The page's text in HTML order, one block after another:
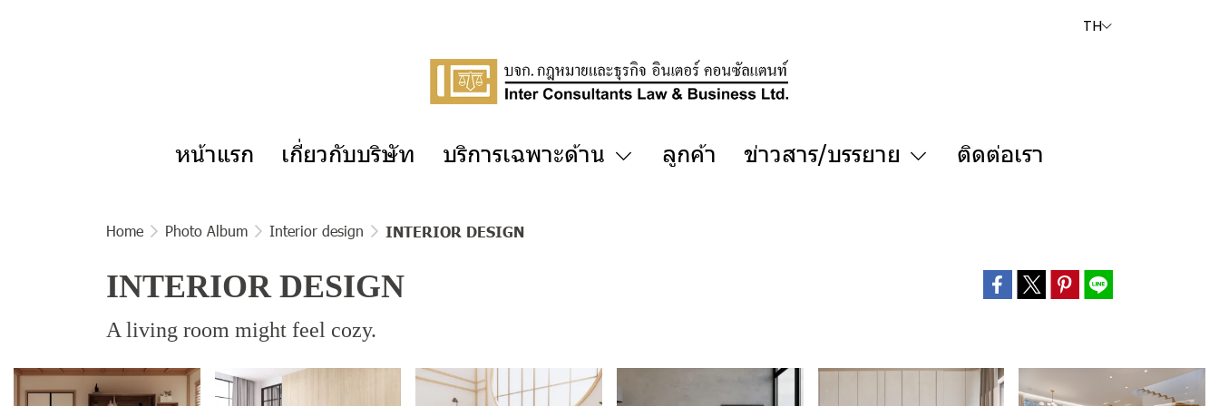
TH
หน้าแรก เกี่ยวกับบริษัท บริการเฉพาะด้าน ลูกค้า ข่าวสาร/บรรยาย ติดต่อเรา
Home Photo Album Interior design INTERIOR DESIGN
INTERIOR DESIGN
A living room might feel cozy.